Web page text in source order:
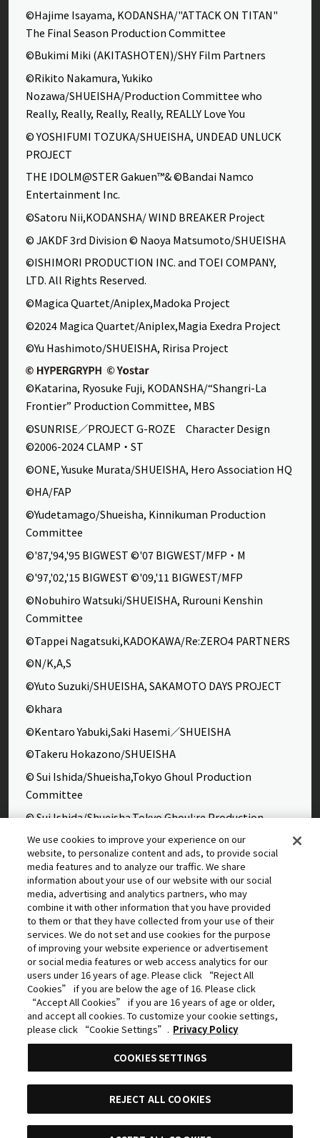
©Hajime Isayama, KODANSHA/"ATTACK ON TITAN"
The Final Season Production Committee
©Bukimi Miki (AKITASHOTEN)/SHY Film Partners
©Rikito Nakamura, Yukiko
Nozawa/SHUEISHA/Production Committee who
Really, Really, Really, Really, REALLY Love You
© YOSHIFUMI TOZUKA/SHUEISHA, UNDEAD UNLUCK
PROJECT
THE IDOLM@STER Gakuen™& ©Bandai Namco
Entertainment Inc.
©Satoru Nii,KODANSHA/ WIND BREAKER Project
© JAKDF 3rd Division © Naoya Matsumoto/SHUEISHA
©ISHIMORI PRODUCTION INC. and TOEI COMPANY,
LTD. All Rights Reserved.
©Magica Quartet/Aniplex,Madoka Project
©2024 Magica Quartet/Aniplex,Magia Exedra Project
©Yu Hashimoto/SHUEISHA, Ririsa Project
©Katarina, Ryosuke Fuji, KODANSHA/“Shangri-La
Frontier” Production Committee, MBS
©SUNRISE／PROJECT G-ROZE Character Design
©2006-2024 CLAMP・ST
©ONE, Yusuke Murata/SHUEISHA, Hero Association HQ
©HA/FAP
©Yudetamago/Shueisha, Kinnikuman Production
Committee
©'87,'94,'95 BIGWEST ©'07 BIGWEST/MFP・M
©'97,'02,'15 BIGWEST ©'09,'11 BIGWEST/MFP
©Nobuhiro Watsuki/SHUEISHA, Rurouni Kenshin
Committee
©Tappei Nagatsuki,KADOKAWA/Re:ZERO4 PARTNERS
©N/K,A,S
©Yuto Suzuki/SHUEISHA, SAKAMOTO DAYS PROJECT
©khara
©Kentaro Yabuki,Saki Hasemi／SHUEISHA
©Takeru Hokazono/SHUEISHA
© Sui Ishida/Shueisha,Tokyo Ghoul Production
Committee
© Sui Ishida/Shueisha,Tokyo Ghoul:re Production
Committee
©Yasuhisa Hara/Shueisha,Kingdom Project
©Takahiro,Yohei Takemura/SHUEISHA,Chained Soldier
Production Consortium
©Rumiko Takahashi / Shogakukan, Yomiuri TV, Sunrise
2009
©Tatsuki Fujimoto/SHUEISHA, MAPPA
© 2025 MAPPA/CHAINSAW MAN PROJECT ©Tatsuki
Fujimoto/SHUEISHA
©Daisuke Aizawa,KADOKAWA/Shadow Garden
©Rifujinnamagonote/MFBOOKS/Mushoku Tensei Ⅲ
Production Committee
THE IDOLM@STER™ CINDERELLA GIRLS & ©BNEI
©Kazuki Nakashima, Hiroyuki Imaishi, Project
GURREN LAGANN
We use cookies to improve your experience on our
website, to personalize content and ads, to provide social
media features and to analyze our traffic. We share
information about your use of our website with our social
media, advertising and analytics partners, who may
combine it with other information that you have provided
to them or that they have collected from your use of their
services. We do not set and use cookies for the purpose
of improving your website experience or advertisement
or social media features or web access analytics for our
users under 16 years of age. Please click “Reject All
Cookies” if you are below the age of 16. Please click
“Accept All Cookies” if you are 16 years of age or older,
and accept all cookies. To customize your cookie settings,
please click “Cookie Settings”. Privacy Policy
COOKIES SETTINGS
REJECT ALL COOKIES